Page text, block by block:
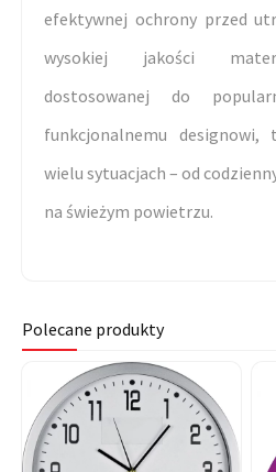
efektywnej ochrony przed
wysokiej jakości
dostosowanej do
funkcjonalnemu
wielu sytuacjach – od
na świeżym powietrzu.
Polecane produkty